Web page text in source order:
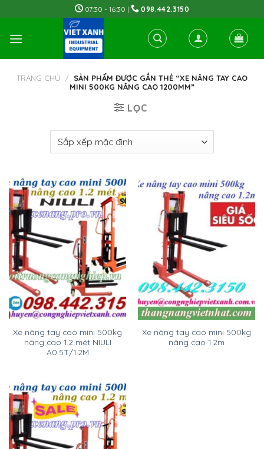
to
content
07:30 - 16:30 | 098.442.3150
TRANG CHỦ / SẢN PHẨM ĐƯỢC GẮN THẺ “XE NÂNG TAY CAO
MINI 500KG NÂNG CAO 1200MM”
LỌC
Xe nâng tay cao mini 500kg
nâng cao 1.2 mét NIULI
A0.5T/1.2M
Xe nâng tay cao mini 500kg
nâng cao 1.2m